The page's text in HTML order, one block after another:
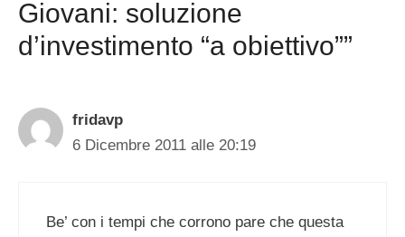
Giovani: soluzione
d’investimento “a obiettivo””
fridavp
6 Dicembre 2011 alle 20:19
Be’ con i tempi che corrono pare che questa